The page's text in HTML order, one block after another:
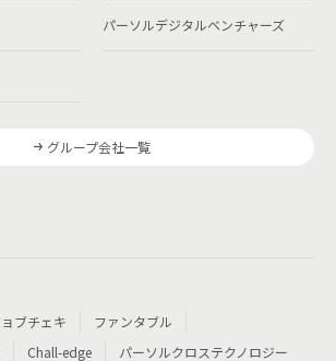
パーソルデジタルベンチャーズ
グループ会社一覧
ブチェキ
ファンタブル
Chall-edge パーソルクロステクノロジー